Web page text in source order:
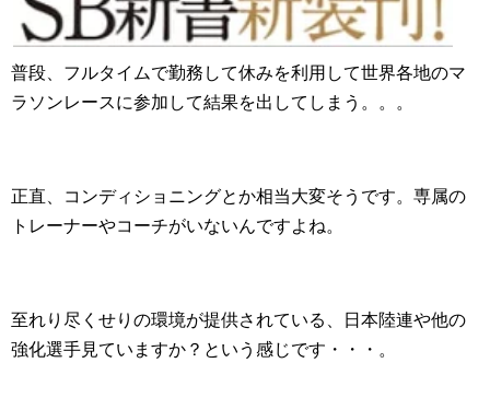
普段、フルタイムで勤務して休みを利用して世界各地のマ
ラソンレースに参加して結果を出してしまう。。。
正直、コンディショニングとか相当大変そうです。専属の
トレーナーやコーチがいないんですよね。
至れり尽くせりの環境が提供されている、日本陸連や他の
強化選手見ていますか？という感じです・・・。